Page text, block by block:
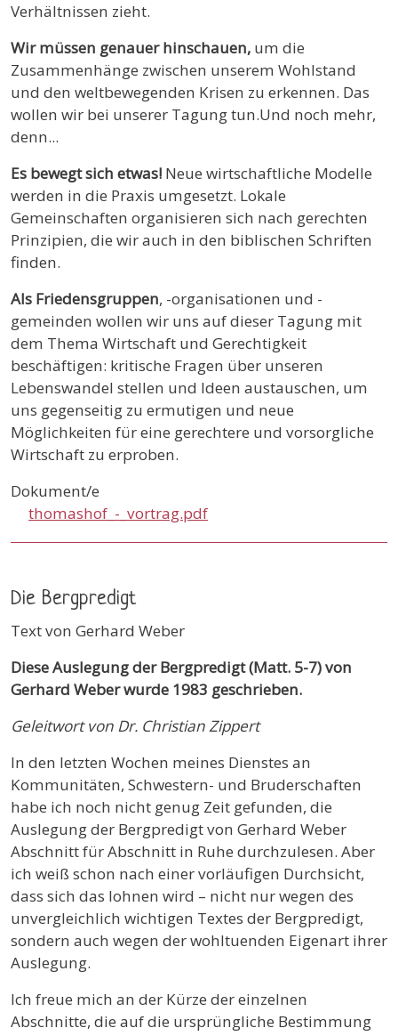
Verhältnissen zieht.
Wir müssen genauer hinschauen, um die
Zusammenhänge zwischen unserem Wohlstand
und den weltbewegenden Krisen zu erkennen. Das
wollen wir bei unserer Tagung tun.Und noch mehr,
denn...
Es bewegt sich etwas! Neue wirtschaftliche Modelle
werden in die Praxis umgesetzt. Lokale
Gemeinschaften organisieren sich nach gerechten
Prinzipien, die wir auch in den biblischen Schriften
finden.
Als Friedensgruppen, -organisationen und -
gemeinden wollen wir uns auf dieser Tagung mit
dem Thema Wirtschaft und Gerechtigkeit
beschäftigen: kritische Fragen über unseren
Lebenswandel stellen und Ideen austauschen, um
uns gegenseitig zu ermutigen und neue
Möglichkeiten für eine gerechtere und vorsorgliche
Wirtschaft zu erproben.
Dokument/e
thomashof_-_vortrag.pdf
Die Bergpredigt
Text von Gerhard Weber
Diese Auslegung der Bergpredigt (Matt. 5-7) von
Gerhard Weber wurde 1983 geschrieben.
Geleitwort von Dr. Christian Zippert
In den letzten Wochen meines Dienstes an
Kommunitäten, Schwestern- und Bruderschaften
habe ich noch nicht genug Zeit gefunden, die
Auslegung der Bergpredigt von Gerhard Weber
Abschnitt für Abschnitt in Ruhe durchzulesen. Aber
ich weiß schon nach einer vorläufigen Durchsicht,
dass sich das lohnen wird – nicht nur wegen des
unvergleichlich wichtigen Textes der Bergpredigt,
sondern auch wegen der wohltuenden Eigenart ihrer
Auslegung.
Ich freue mich an der Kürze der einzelnen
Abschnitte, die auf die ursprüngliche Bestimmung